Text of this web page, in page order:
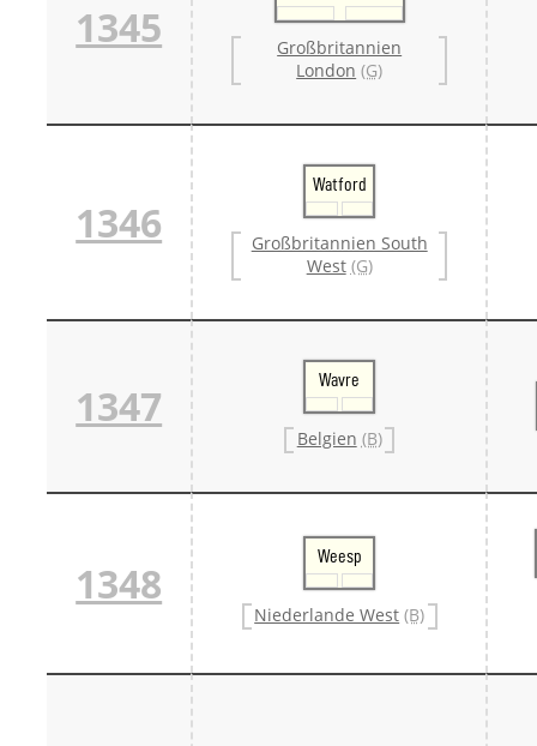
1345
Großbritannien
London (G)
1346
Watford
Großbritannien South
West (G)
1347
Wavre
Belgien (B)
1348
Weesp
Niederlande West (B)